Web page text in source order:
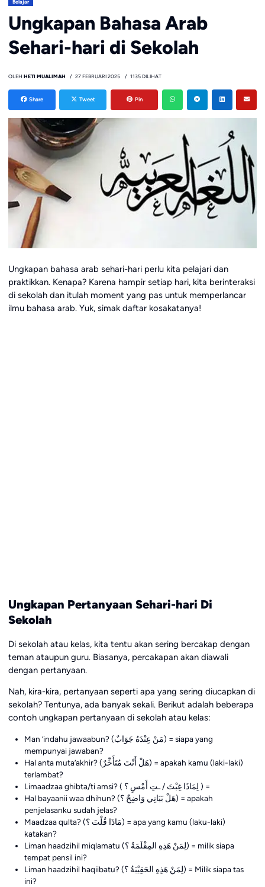
Belajar
Ungkapan Bahasa Arab
Sehari-hari di Sekolah
OLEH HETI MUALIMAH 27 FEBRUARI 2025 1135 DILIHAT
Share Tweet Pin
Ungkapan bahasa arab sehari-hari perlu kita pelajari dan
praktikkan. Kenapa? Karena hampir setiap hari, kita berinteraksi
di sekolah dan itulah moment yang pas untuk memperlancar
ilmu bahasa arab. Yuk, simak daftar kosakatanya!
Ungkapan Pertanyaan Sehari-hari Di
Sekolah
Di sekolah atau kelas, kita tentu akan sering bercakap dengan
teman ataupun guru. Biasanya, percakapan akan diawali
dengan pertanyaan.
Nah, kira-kira, pertanyaan seperti apa yang sering diucapkan di
sekolah? Tentunya, ada banyak sekali. Berikut adalah beberapa
contoh ungkapan pertanyaan di sekolah atau kelas:
Man ‘indahu jawaabun? (مَنْ عِنْدَهُ جَوَابٌ) = siapa yang
mempunyai jawaban?
Hal anta muta’akhir? (هَلْ أَنْتَ مُتَأَخِّرٌ) = apakah kamu (laki-laki)
terlambat?
Limaadzaa ghibta/ti amsi? ( لِمَاذَا غِبْتَ / ـتِ أَمْسِ ؟ ) =
Hal bayaanii waa dhihun? (هَلْ بَيَانِي وَاضِحٌ ؟) = apakah
penjelasanku sudah jelas?
Maadzaa qulta? (مَاذَا قُلْتَ ؟) = apa yang kamu (laku-laki)
katakan?
Liman haadzihil miqlamatu (لِمَنْ هَذِهِ المِقْلَمَةُ ؟) = milik siapa
tempat pensil ini?
Liman haadzihil haqiibatu? (لِمَنْ هَذِهِ الحَقِيْبَةُ ؟) = Milik siapa tas
ini?